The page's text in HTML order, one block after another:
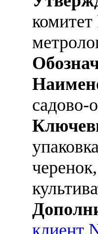
садово-
клиент